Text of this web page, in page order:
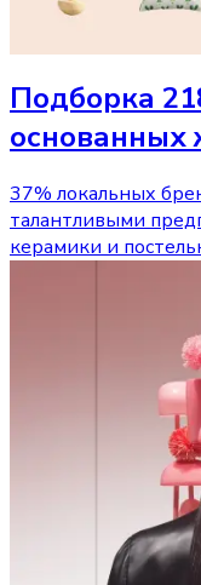
Подборка
37% локальных
талантливыми
керамики и